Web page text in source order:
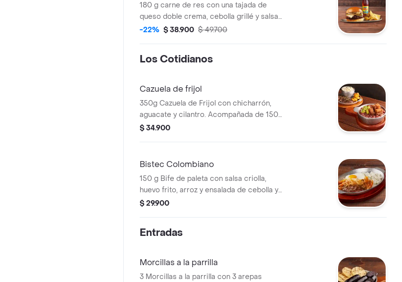
180 g carne de res con una tajada de
queso doble crema, cebolla grillé y salsa
BBQ en pan brioche acompañado de una
-22% $ 38.900 $ 49.700
Los Cotidianos
Cazuela de frijol
350g Cazuela de Frijol con chicharrón,
aguacate y cilantro. Acompañada de 150
g de bife de paleta, plátano maduro y
$ 34.900
Bistec Colombiano
150 g Bife de paleta con salsa criolla,
huevo frito, arroz y ensalada de cebolla y
tomate
$ 29.900
Entradas
Morcillas a la parrilla
3 Morcillas a la parrilla con 3 arepas